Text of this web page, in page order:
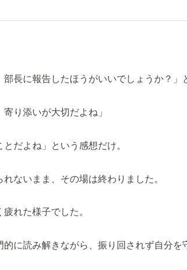
長に報告したほうがいいでしょうか？」
り添いが大切だよね」
だよね」という感想だけ。
ないまま、その場は終わりました。
れた様子でした。
に読み解きながら、振り回されず自分を